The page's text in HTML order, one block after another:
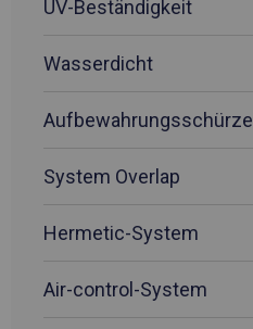
UV-Beständigkeit
Wasserdicht
Aufbewahrungsschürze
System Overlap
Hermetic-System
Air-control-System